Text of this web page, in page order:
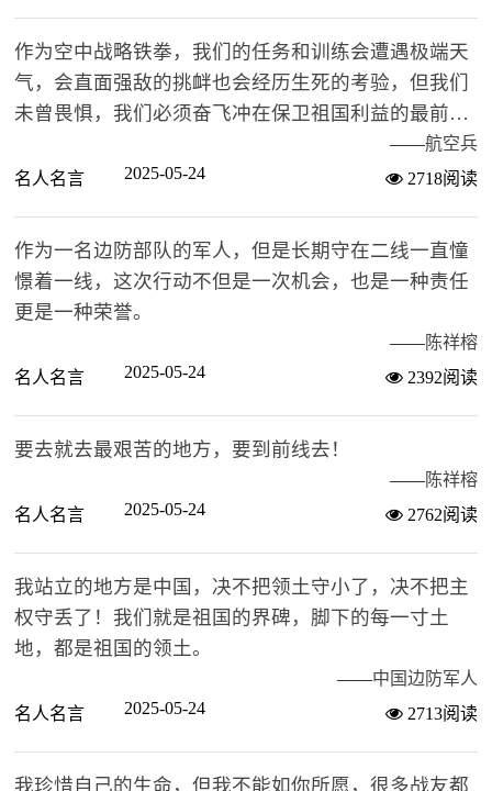
作为空中战略铁拳，我们的任务和训练会遭遇极端天
气，会直面强敌的挑衅也会经历生死的考验，但我们
未曾畏惧，我们必须奋飞冲在保卫祖国利益的最前
——航空兵
名人名言
2025-05-24 2718阅读
作为一名边防部队的军人，但是长期守在二线一直憧
憬着一线，这次行动不但是一次机会，也是一种责任
更是一种荣誉。
——陈祥榕
名人名言
2025-05-24 2392阅读
要去就去最艰苦的地方，要到前线去！
——陈祥榕
名人名言
2025-05-24 2762阅读
我站立的地方是中国，决不把领土守小了，决不把主
权守丢了！我们就是祖国的界碑，脚下的每一寸土
地，都是祖国的领土。
——中国边防军人
名人名言
2025-05-24 2713阅读
我珍惜自己的生命，但我不能如你所愿，很多战友都